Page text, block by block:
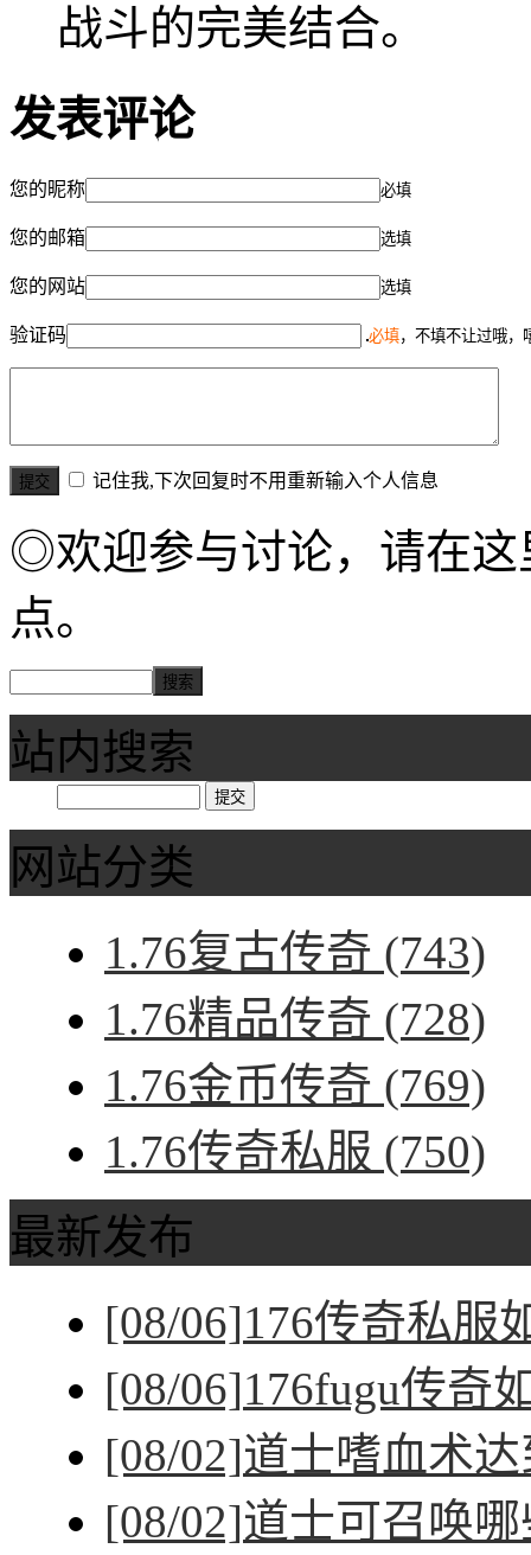
战斗的完美结合。
发表评论
您的昵称 必填
您的邮箱 选填
您的网站 选填
验证码 必填，不填不让过哦，
记住我,下次回复时不用重新输入个人信息
◎欢迎参与讨论，请在这
点。
站内搜索
网站分类
1.76复古传奇 (743)
1.76精品传奇 (728)
1.76金币传奇 (769)
1.76传奇私服 (750)
最新发布
[08/06]176传奇私服
[08/06]176fugu传奇
[08/02]道士嗜血术
[08/02]道士可召唤